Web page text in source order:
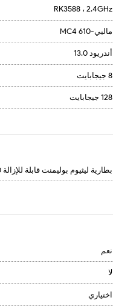
RK3588 ، 2.4GHz
ماليي-610 MC4
أندريود 13.0
8 جيجابايت
128 جيجابايت
بطارية ليثيوم بوليمنت قابلة للإزالة 5000 مللي أمبير/7.4 فولت/7.5 ساعة
نعم
لا
اختياري